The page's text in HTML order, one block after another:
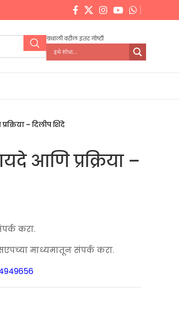
ग्रंथाली वरील इतर गोष्टी
– दिलीप शिंदे
आणि प्रक्रिया –
करा.
माध्यमातून संपर्क करा.